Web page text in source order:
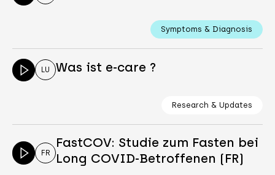
Symptoms & Diagnosis
LU Was ist e-care ?
Research & Updates
FR
FastCOV: Studie zum Fasten bei
Long COVID-Betroffenen (FR)